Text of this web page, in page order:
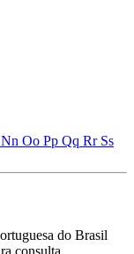
Nn Oo Pp Qq Rr Ss
do Brasil